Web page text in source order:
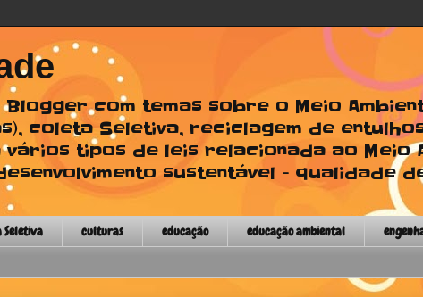
com temas sobre o Meio
coleta Seletiva, reciclagem de
tipos de leis relacionada ao Meio
sustentável - qualidade
Seletiva culturas educação educação ambiental